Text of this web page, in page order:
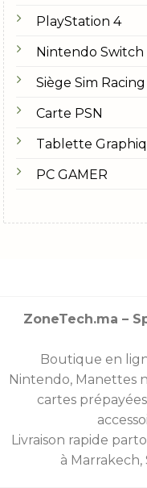
PlayStation 4
Nintendo Switch
Siège Sim Racing
Carte PSN
Tablette
PC GAMER
ZoneTech.ma –
Boutique en
Nintendo, Manettes
cartes prépayées
Livraison rapide
à Marrakech,